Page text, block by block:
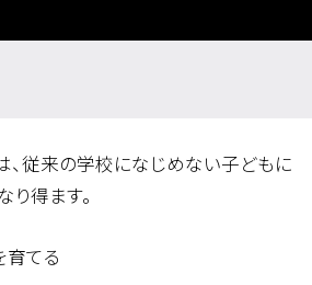
、従来の学校になじめない子どもに
り得ます。
育てる